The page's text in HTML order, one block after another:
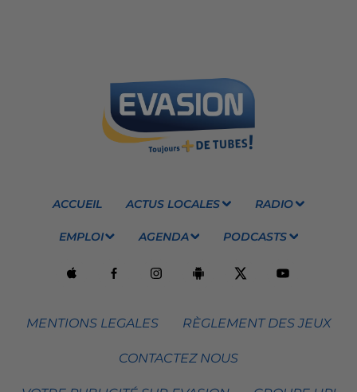
ACCUEIL ACTUS LOCALES RADIO
EMPLOI AGENDA PODCASTS
MENTIONS LEGALES RÈGLEMENT DES JEUX
CONTACTEZ NOUS